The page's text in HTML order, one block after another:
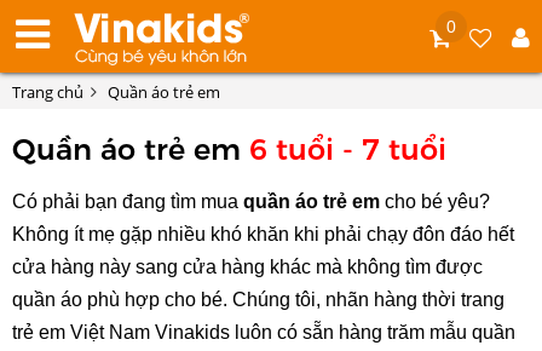
0
Trang chủ Quần áo trẻ em
Quần áo trẻ em 6 tuổi - 7 tuổi
Có phải bạn đang tìm mua quần áo trẻ em cho bé yêu?
Không ít mẹ gặp nhiều khó khăn khi phải chạy đôn đáo hết
cửa hàng này sang cửa hàng khác mà không tìm được
quần áo phù hợp cho bé. Chúng tôi, nhãn hàng thời trang
trẻ em Việt Nam Vinakids luôn có sẵn hàng trăm mẫu quần